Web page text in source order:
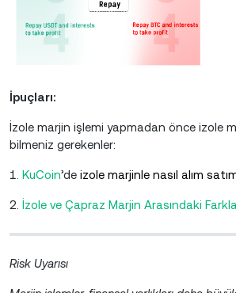
İpuçları:
İzole marjin işlemi yapmadan önce izole
bilmeniz gerekenler:
1. KuCoin’de izole marjinle nasıl alım satım
2. İzole ve Çapraz Marjin Arasındaki
Risk Uyarısı